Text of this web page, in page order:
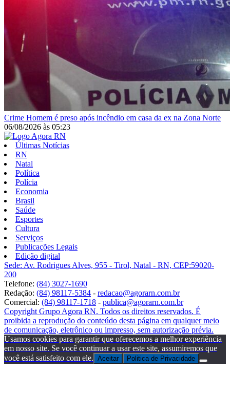
Crime Homem é preso após incêndio em casa da ex na Zona Norte
06/08/2026 às 05:23
Últimas Notícias
RN
Natal
Política
Polícia
Economia
Brasil
Saúde
Esportes
Cultura
Serviços
Publicações Legais
Edição digital
Sede: Av. Rodrigues Alves, 955 - Tirol, Natal - RN, CEP:59020-
200
Telefone: (84) 3027-1690
Redação: (84) 98117-5384 - redacao@agorarn.com.br
Comercial: (84) 98117-1718 - publica@agorarn.com.br
Copyright Grupo Agora RN. Todos os direitos reservados. É
proibida a reprodução do conteúdo desta página em qualquer meio
de comunicação, eletrônico ou impresso, sem autorização prévia.
Usamos cookies para garantir que oferecemos a melhor experiência
em nosso site. Se você continuar a usar este site, assumiremos que
você está satisfeito com ele. Aceitar Politica de Privacidade